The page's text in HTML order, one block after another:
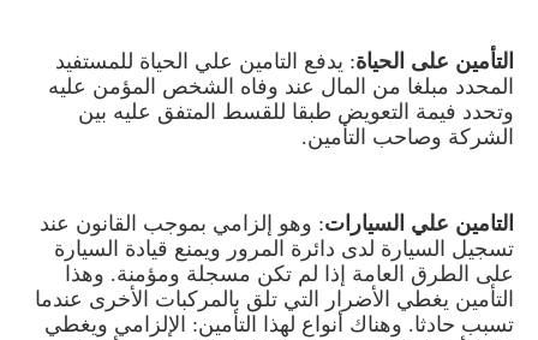
التأمين على الحياة: يدفع التامين علي الحياة للمستفيد
المحدد مبلغا من المال عند وفاه الشخص المؤمن عليه
وتحدد فيمة التعويض طبقا للقسط المتفق عليه بين
الشركة وصاحب التأمين.
التامين علي السيارات: وهو إلزامي بموجب القانون عند
تسجيل السيارة لدى دائرة المرور ويمنع قيادة السيارة
على الطرق العامة إذا لم تكن مسجلة ومؤمنة. وهذا
التأمين يغطي الأضرار التي تلق بالمركبات الأخرى عندما
تسبب حادثا. وهناك أنواع لهذا التأمين: الإلزامي ويغطي